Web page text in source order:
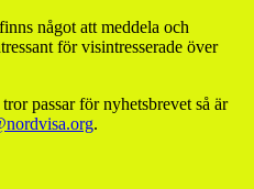
något att meddela och
för visintresserade över
passar för nyhetsbrevet så är
.